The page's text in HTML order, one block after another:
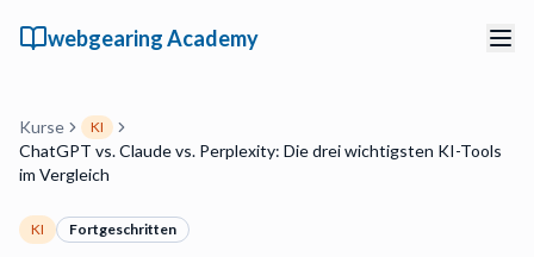
webgearing Academy
Kurse KI
ChatGPT vs. Claude vs. Perplexity: Die drei wichtigsten KI-Tools
im Vergleich
KI Fortgeschritten